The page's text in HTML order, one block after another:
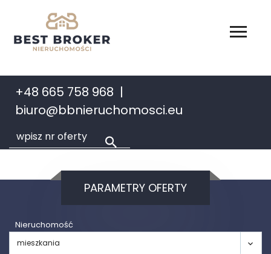
+48 665 758 968
biuro@bbnieruchomosci.eu
PARAMETRY OFERTY
Nieruchomość